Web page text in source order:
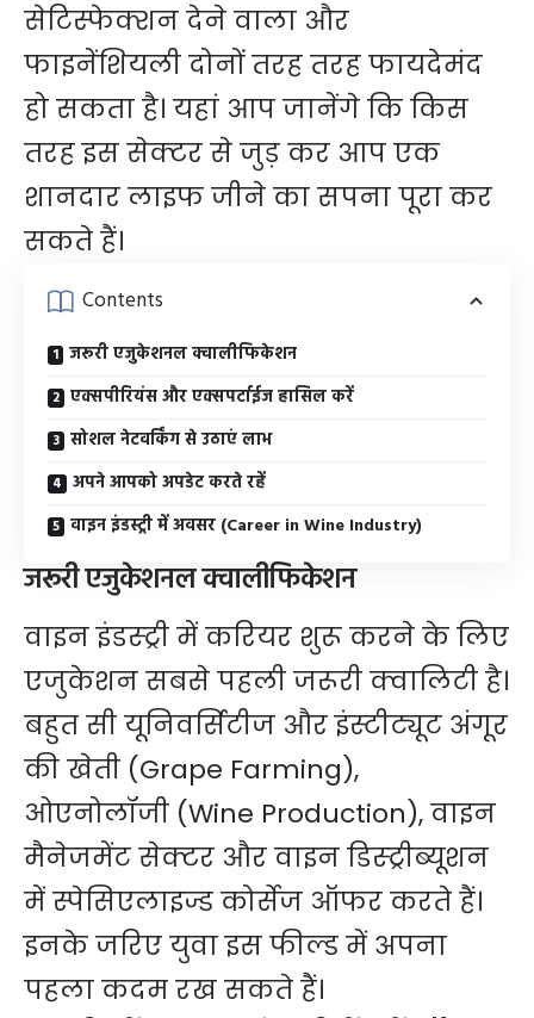
सेटिस्फेक्शन देने वाला और
फाइनेंशियली दोनों तरह तरह फायदेमंद
हो सकता है। यहां आप जानेंगे कि किस
तरह इस सेक्टर से जुड़ कर आप एक
शानदार लाइफ जीने का सपना पूरा कर
सकते हैं।
Contents
जरूरी एजुकेशनल क्वालीफिकेशन
एक्सपीरियंस और एक्सपर्टाईज हासिल करें
सोशल नेटवर्किंग से उठाएं लाभ
अपने आपको अपडेट करते रहें
वाइन इंडस्ट्री में अवसर (Career in Wine Industry)
जरूरी एजुकेशनल क्वालीफिकेशन
वाइन इंडस्ट्री में करियर शुरू करने के लिए
एजुकेशन सबसे पहली जरूरी क्वालिटी है।
बहुत सी यूनिवर्सिटीज और इंस्टीट्यूट अंगूर
की खेती (Grape Farming),
ओएनोलॉजी (Wine Production), वाइन
मैनेजमेंट सेक्टर और वाइन डिस्ट्रीब्यूशन
में स्पेसिएलाइज्ड कोर्सेज ऑफर करते हैं।
इनके जरिए युवा इस फील्ड में अपना
पहला कदम रख सकते हैं।